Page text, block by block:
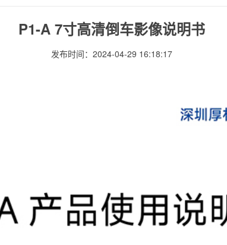
P1-A 7寸高清倒车影像说明书
发布时间：2024-04-29 16:18:17